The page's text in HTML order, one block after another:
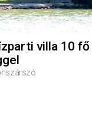
villa 10 fő